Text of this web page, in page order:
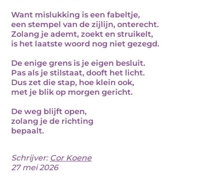
Want mislukking is een fabeltje,
een stempel van de zijlijn, onterecht.
Zolang je ademt, zoekt en struikelt,
is het laatste woord nog niet gezegd.
De enige grens is je eigen besluit.
Pas als je stilstaat, dooft het licht.
Dus zet die stap, hoe klein ook,
met je blik op morgen gericht.
De weg blijft open,
zolang je de richting
bepaalt.
Schrijver: Cor Koene
27 mei 2026